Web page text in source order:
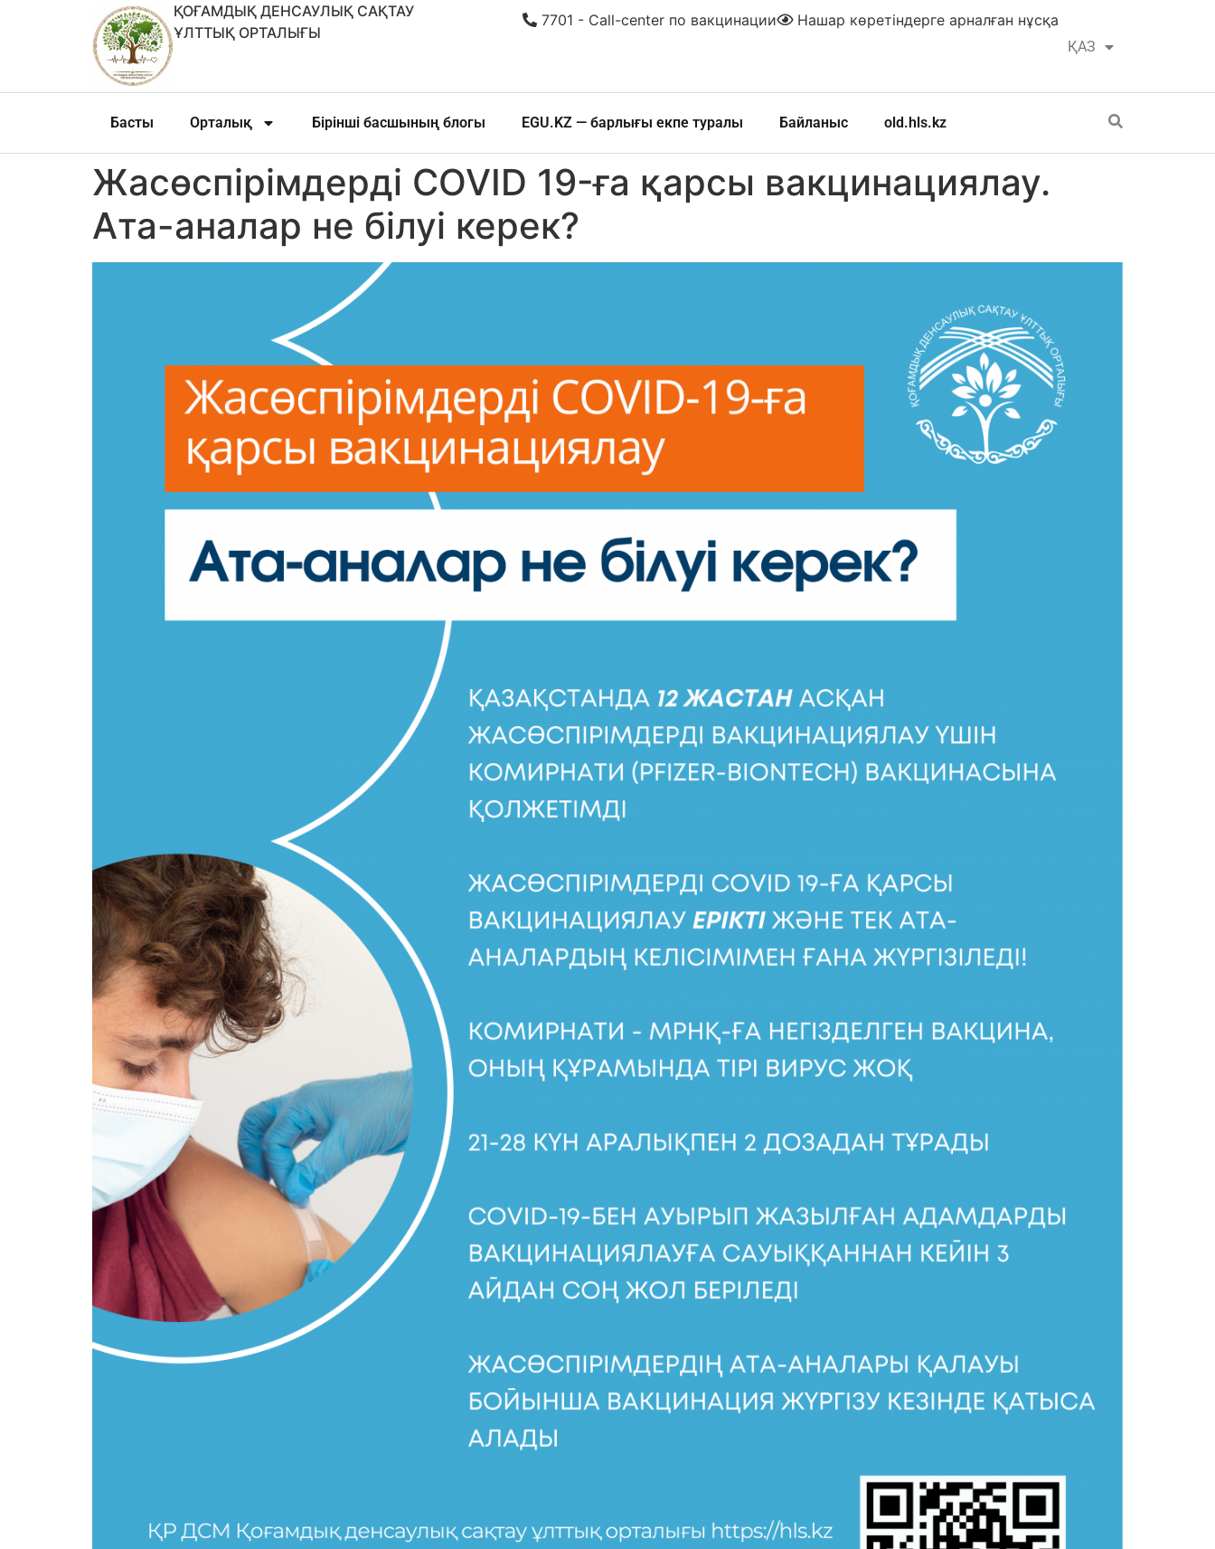
ҚОҒАМДЫҚ ДЕНСАУЛЫҚ САҚТАУ
ҰЛТТЫҚ ОРТАЛЫҒЫ
ҚАЗ
РУС
Нашар көретіндерге арналған нұсқа
7701 - Call-center по вакцинации
Басты Орталық Бірінші басшының блогы EGU.KZ — барлығы екпе туралы Байланыс old.hls.kz
Жасөспірімдерді COVID 19-ға қарсы вакцинациялау.
Ата-аналар не білуі керек?